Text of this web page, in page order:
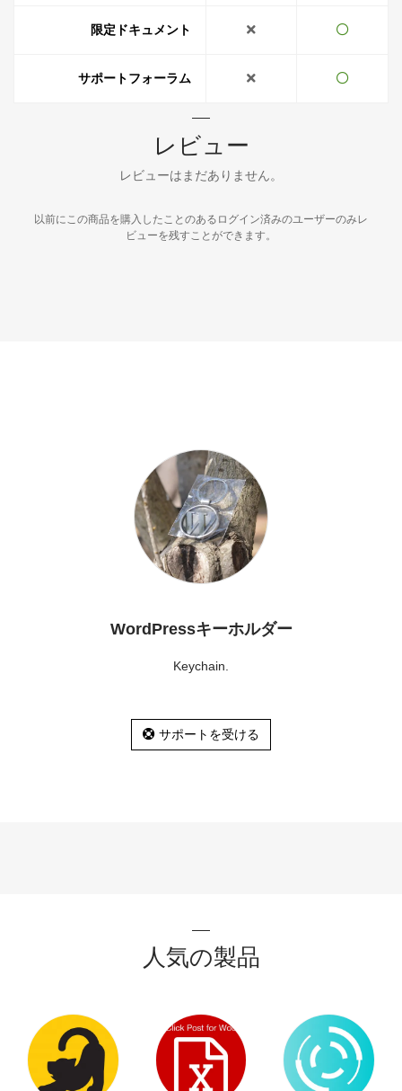
限定ドキュメント
サポートフォーラム
レビュー
レビューはまだありません。
以前にこの商品を購入したことのあるログイン済みのユーザーのみレ
ビューを残すことができます。
WordPressキーホルダー
Keychain.
サポートを受ける
人気の製品